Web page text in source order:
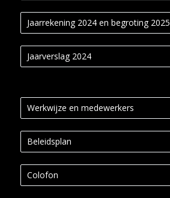
Jaarrekening 2024 en begroting 2025
Jaarverslag 2024
Werkwijze en medewerkers
Beleidsplan
Colofon